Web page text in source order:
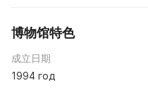
博物馆特色
成立日期
1994 год